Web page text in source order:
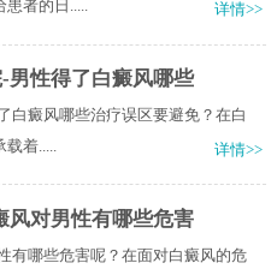
患者的日.....
详情>>
男性得了白癜风哪些
白癜风哪些治疗误区要避免？在白
着.....
详情>>
风对男性有哪些危害
有哪些危害呢？在面对白癜风的危